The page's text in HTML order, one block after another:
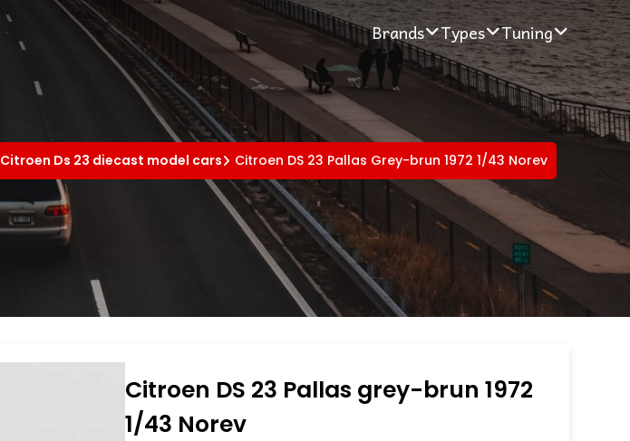
Brands Types Tuning
Citroen Ds 23 diecast model cars Citroen DS 23 Pallas Grey-brun 1972 1/43 Norev
Citroen DS 23 Pallas grey-brun 1972
1/43 Norev